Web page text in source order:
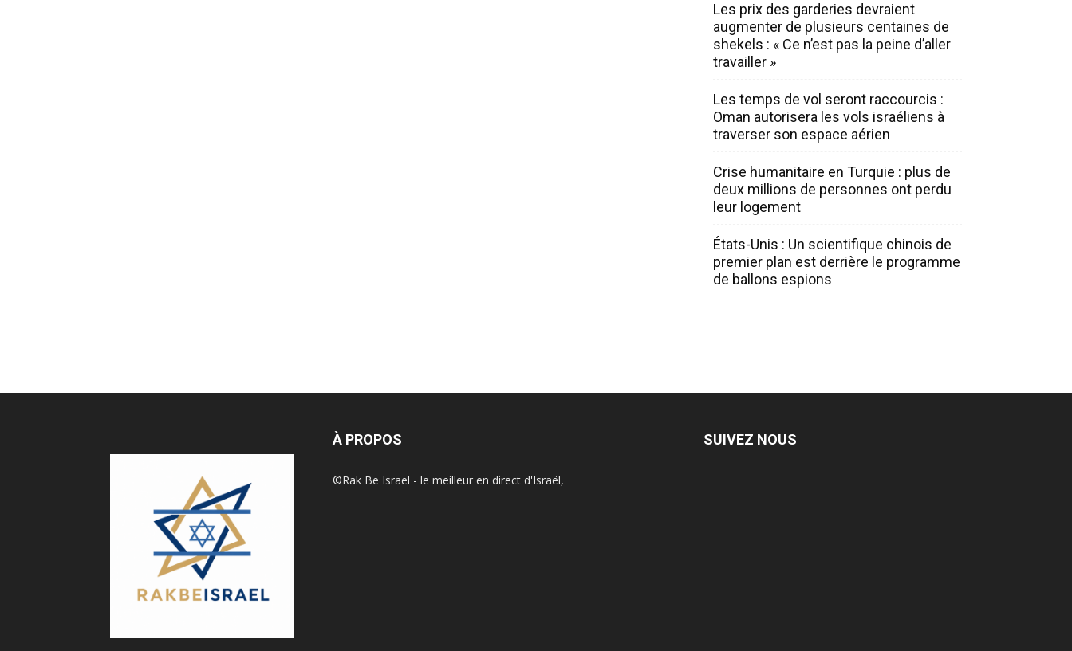
Les prix des garderies devraient
augmenter de plusieurs centaines de
shekels : « Ce n’est pas la peine d’aller
travailler »
Les temps de vol seront raccourcis :
Oman autorisera les vols israéliens à
traverser son espace aérien
Crise humanitaire en Turquie : plus de
deux millions de personnes ont perdu
leur logement
États-Unis : Un scientifique chinois de
premier plan est derrière le programme
de ballons espions
À PROPOS
©Rak Be Israel - le meilleur en direct d'Israël,
SUIVEZ NOUS